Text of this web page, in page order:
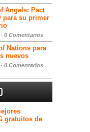
Angels: Pact
para su primer
0 Comentarios
Nations para
nuevos
0 Comentarios
gratuitos de